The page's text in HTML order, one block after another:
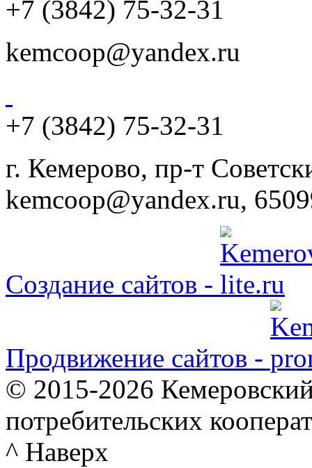
+7 (3842) 75-32-31
kemcoop@yandex.ru
+7 (3842) 75-32-31
г. Кемерово, пр-т
kemcoop@yandex.ru,
Создание сайтов -
Продвижение сайтов -
© 2015-2026
потребительских
^ Наверх